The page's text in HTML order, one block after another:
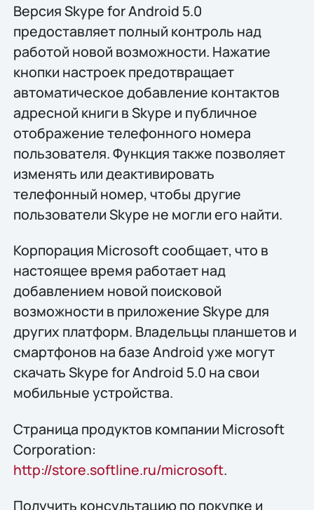
Версия Skype for Android 5.0
предоставляет полный контроль над
работой новой возможности. Нажатие
кнопки настроек предотвращает
автоматическое добавление контактов
адресной книги в Skype и публичное
отображение телефонного номера
пользователя. Функция также позволяет
изменять или деактивировать
телефонный номер, чтобы другие
пользователи Skype не могли его найти.
Корпорация Microsoft сообщает, что в
настоящее время работает над
добавлением новой поисковой
возможности в приложение Skype для
других платформ. Владельцы планшетов и
смартфонов на базе Android уже могут
скачать Skype for Android 5.0 на свои
мобильные устройства.
Страница продуктов компании Microsoft
Corporation:
http://store.softline.ru/microsoft.
Получить консультацию по покупке и